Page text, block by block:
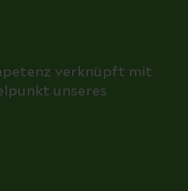
verknüpft mit
unseres